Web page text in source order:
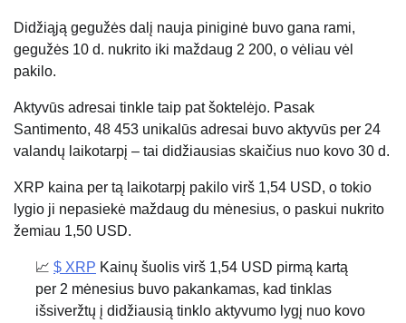
Didžiąją gegužės dalį nauja piniginė buvo gana rami,
gegužės 10 d. nukrito iki maždaug 2 200, o vėliau vėl
pakilo.
Aktyvūs adresai tinkle taip pat šoktelėjo. Pasak
Santimento, 48 453 unikalūs adresai buvo aktyvūs per 24
valandų laikotarpį – tai didžiausias skaičius nuo kovo 30 d.
XRP kaina per tą laikotarpį pakilo virš 1,54 USD, o tokio
lygio ji nepasiekė maždaug du mėnesius, o paskui nukrito
žemiau 1,50 USD.
📈 $ XRP Kainų šuolis virš 1,54 USD pirmą kartą
per 2 mėnesius buvo pakankamas, kad tinklas
išsiveržtų į didžiausią tinklo aktyvumo lygį nuo kovo